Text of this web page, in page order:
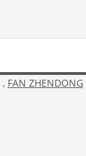
, FAN ZHENDONG